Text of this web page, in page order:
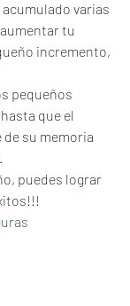
acumulado varias
tu
incremento,
pequeños
que el
su memoria
puedes lograr